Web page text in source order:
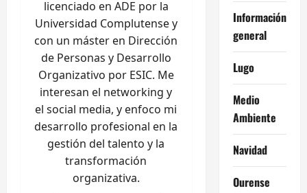
licenciado en ADE por la
Universidad Complutense y
con un máster en Dirección
de Personas y Desarrollo
Organizativo por ESIC. Me
interesan el networking y
el social media, y enfoco mi
desarrollo profesional en la
gestión del talento y la
transformación
organizativa.
Información
general
Lugo
Medio
Ambiente
Navidad
Ourense